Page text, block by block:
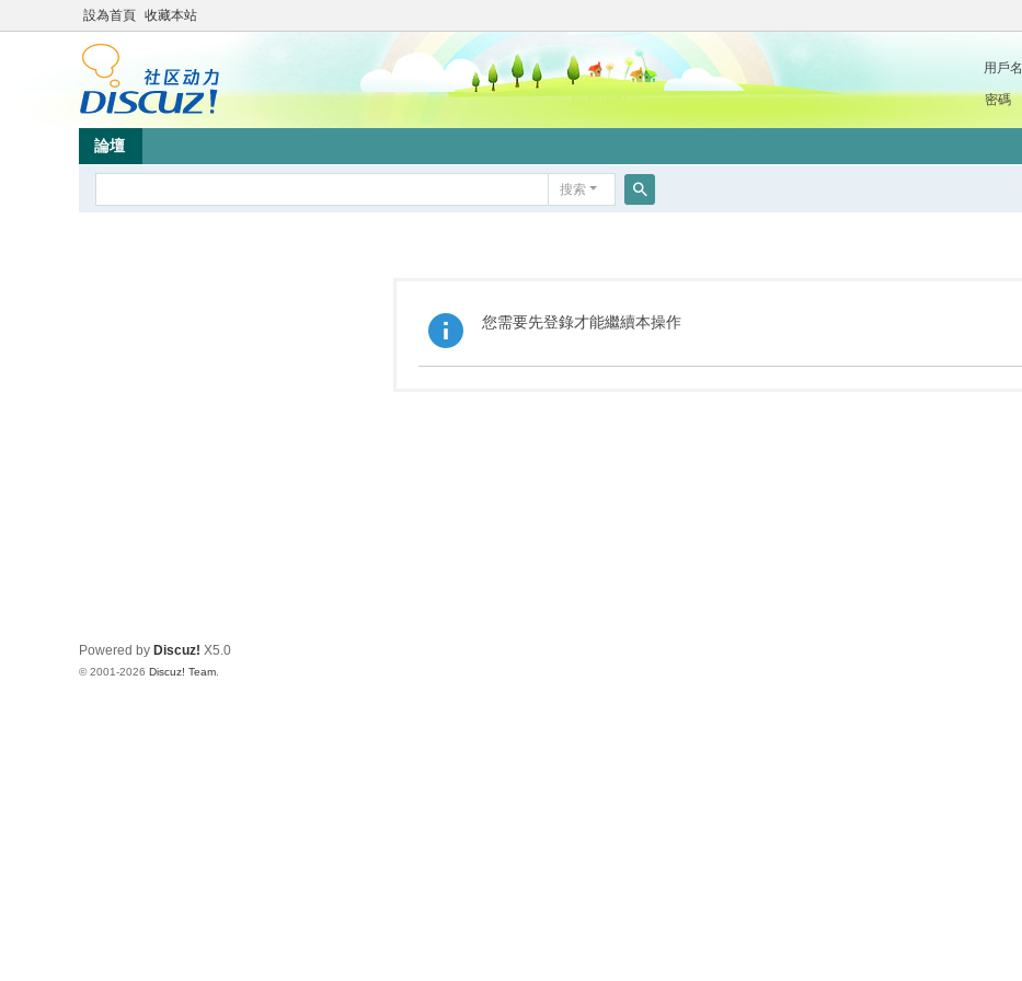
設為首頁 收藏本站
用戶名
密碼
論壇
搜索
您需要先登錄才能繼續本操作
Powered by Discuz! X5.0
© 2001-2026 Discuz! Team